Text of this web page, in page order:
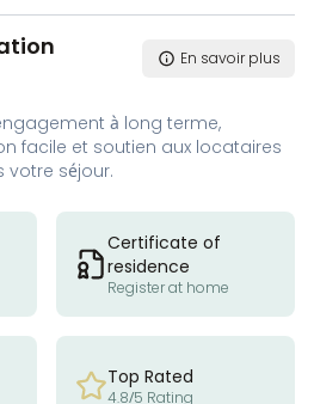
En savoir plus
à long terme,
facile et soutien aux locataires
votre séjour.
Certificate of
residence
Register at home
Top Rated
4.8/5 Rating